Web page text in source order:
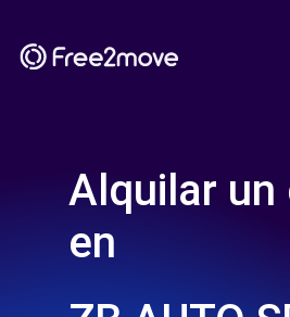
Alquilar un
en